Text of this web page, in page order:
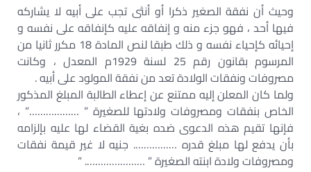
وحيث أن نفقة الصغير ذكرا أو أنثى تجب على أبيه لا يشاركه
فيها أحد ، فهو جزء منه و إنفاقه عليه كإنفاقه على نفسه و
إحيائه كإحياء نفسه و ذلك طبقا لنص المادة 18 مكرر ثانيا من
المرسوم بقانون رقم 25 لسنة 1929م المعدل ، وكانت
مصروفات ونفقات الولادة تعد من نفقة المولود على أبيه .
ولما كان المعلن إليه ممتنع عن إعطاء الطالبة المبلغ المذكور
الخاص بنفقات ومصروفات ولادتها للصغيرة ” ………………” ،
فإنها تقيم هذه الدعوى ضده بغية القضاء لها عليه بإلزامه
بأن يدفع لها مبلغ قدره ……………. جنيه لا غير قيمة نفقات
ومصروفات ولادة ابنته الصغيرة ” …………………. ”